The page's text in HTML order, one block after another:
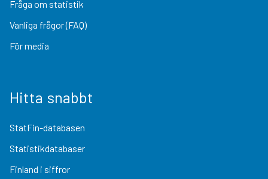
Fråga om statistik
Vanliga frågor (FAQ)
För media
Hitta snabbt
StatFin-databasen
Statistikdatabaser
Finland i siffror